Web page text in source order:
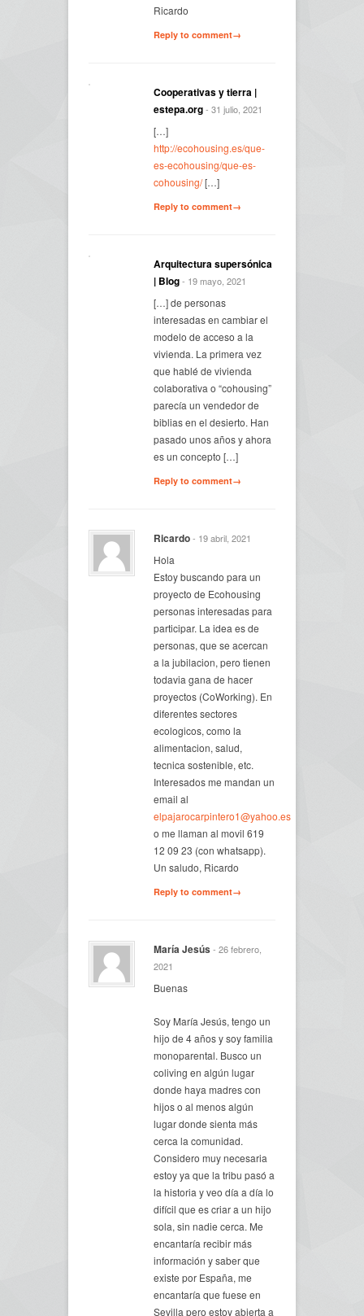
Ricardo
Reply to comment→
Cooperativas y tierra |
estepa.org- 31 julio, 2021
[…]
http://ecohousing.es/que-
es-ecohousing/que-es-
cohousing/[…]
Reply to comment→
Arquitectura supersónica
| Blog- 19 mayo, 2021
[…] de personas
interesadas en cambiar el
modelo de acceso a la
vivienda. La primera vez
que hablé de vivienda
colaborativa o “cohousing”
parecía un vendedor de
biblias en el desierto. Han
pasado unos años y ahora
es un concepto […]
Reply to comment→
Ricardo- 19 abril, 2021
Hola
Estoy buscando para un
proyecto de Ecohousing
personas interesadas para
participar. La idea es de
personas, que se acercan
a la jubilacion, pero tienen
todavia gana de hacer
proyectos (CoWorking). En
diferentes sectores
ecologicos, como la
alimentacion, salud,
tecnica sostenible, etc.
Interesados me mandan un
email al
elpajarocarpintero1@yahoo.es
o me llaman al movil 619
12 09 23 (con whatsapp).
Un saludo, Ricardo
Reply to comment→
María Jesús - 26 febrero,
2021
Buenas
Soy María Jesús, tengo un
hijo de 4 años y soy familia
monoparental. Busco un
coliving en algún lugar
donde haya madres con
hijos o al menos algún
lugar donde sienta más
cerca la comunidad.
Considero muy necesaria
estoy ya que la tribu pasó a
la historia y veo día a día lo
difícil que es criar a un hijo
sola, sin nadie cerca. Me
encantaría recibir más
información y saber que
existe por España, me
encantaría que fuese en
Sevilla pero estoy abierta a